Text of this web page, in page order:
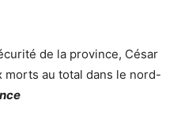
de la province, César
morts au total dans le nord-